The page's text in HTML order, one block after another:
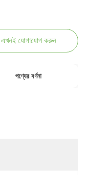
এখনই যোগাযোগ করুন
পণ্যের বর্ণনা